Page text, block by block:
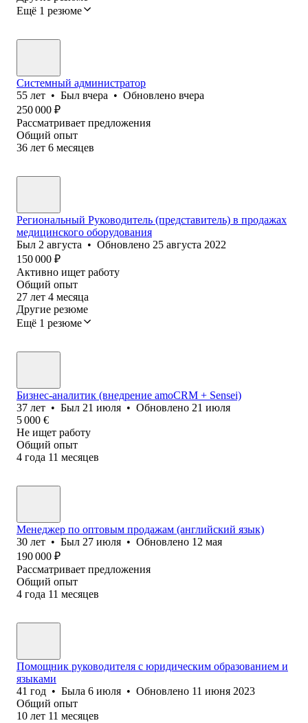
Ещё 1 резюме
Системный администратор
55 лет • Был вчера • Обновлено вчера
250 000 ₽
Рассматривает предложения
Общий опыт
36 лет 6 месяцев
Региональный Руководитель (представитель) в продажах
медицинского оборудования
Был 2 августа • Обновлено 25 августа 2022
150 000 ₽
Активно ищет работу
Общий опыт
27 лет 4 месяца
Другие резюме
Ещё 1 резюме
Бизнес-аналитик (внедрение amoCRM + Sensei)
37 лет • Был 21 июля • Обновлено 21 июля
5 000 €
Не ищет работу
Общий опыт
4 года 11 месяцев
Менеджер по оптовым продажам (английский язык)
30 лет • Был 27 июля • Обновлено 12 мая
190 000 ₽
Рассматривает предложения
Общий опыт
4 года 11 месяцев
Помощник руководителя с юридическим образованием и
языками
41 год • Была 6 июля • Обновлено 11 июня 2023
Общий опыт
10 лет 11 месяцев